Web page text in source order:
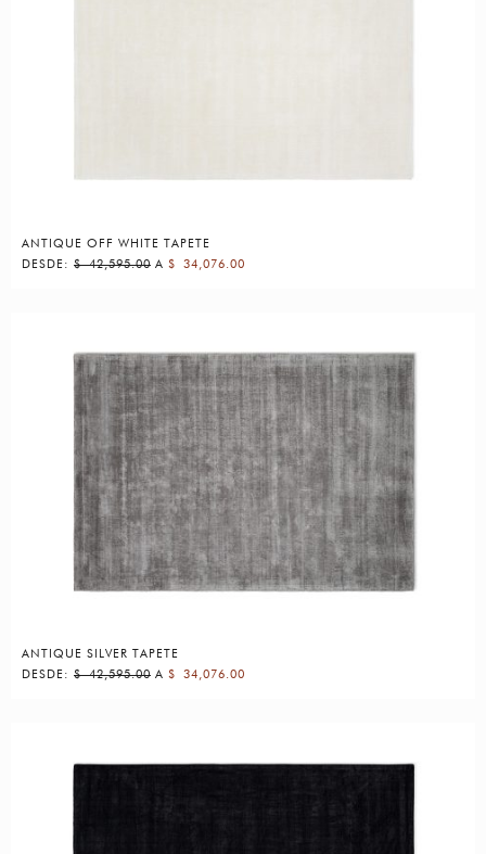
ANTIQUE OFF WHITE TAPETE
DESDE: $42,595.00 A $ 34,076.00
ANTIQUE SILVER TAPETE
DESDE: $42,595.00 A $ 34,076.00